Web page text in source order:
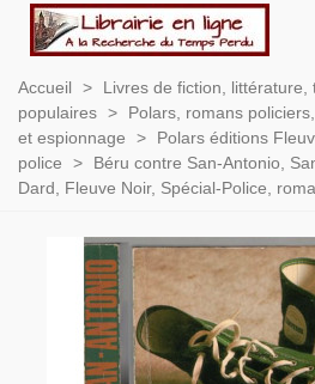
Accueil >
Livres de fiction,
populaires >
Polars, romans
et espionnage
>
Polars éditions
police
>
Béru contre San-Antonio,
Dard, Fleuve Noir, Spécial-Police,